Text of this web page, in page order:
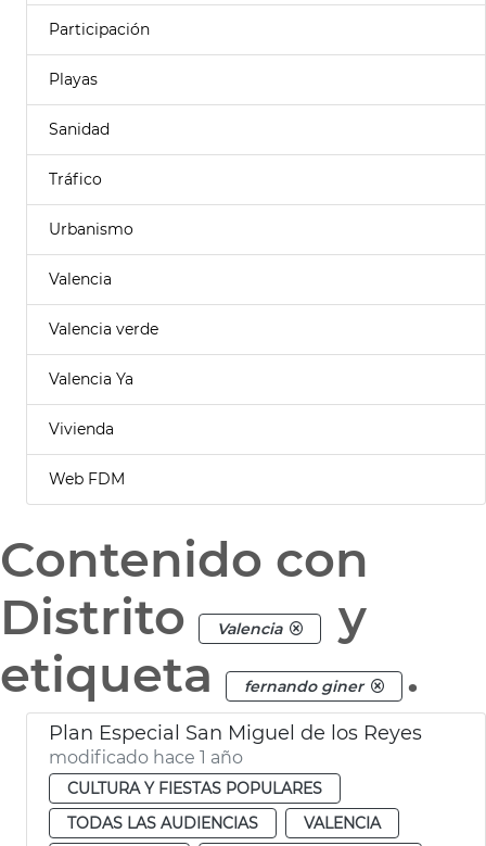
Participación
Playas
Sanidad
Tráfico
Urbanismo
Valencia
Valencia verde
Valencia Ya
Vivienda
Web FDM
Contenido con
Distrito
Valencia
y
etiqueta
fernando giner .
Plan Especial San Miguel de los Reyes
modificado hace 1 año
CULTURA Y FIESTAS POPULARES
TODAS LAS AUDIENCIAS
VALENCIA